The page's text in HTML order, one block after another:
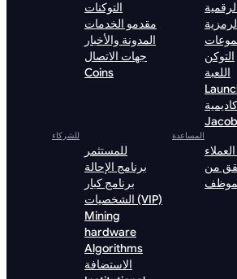
التوكنات
مقدمو الخدمات
المدونة والأخبار
جهات الاتصال
Coins
التوكن
اللعبة
للشركاء
للمستثمر
برنامج الإحالة
برنامج كبار
الشخصيات (VIP)
Mining
hardware
Algorithms
الاستضافة
المساعدة
من